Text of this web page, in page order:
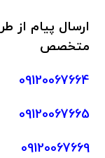
ارسال پیام از
متخصص
09120067664
09120067665
09120067669